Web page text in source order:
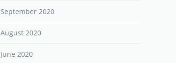
September 2020
August 2020
June 2020